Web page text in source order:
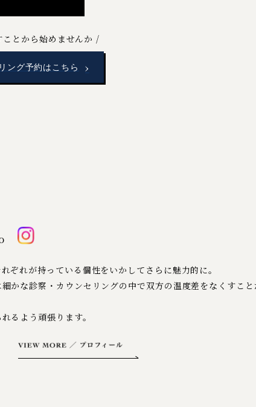
ことから始めませんか
ング予約はこちら ›
ぞれが持っている個性をいかしてさらに魅力的に。​
かな診察・カウンセリングの中で双方の温度差を​なくすこ
るよう頑張ります。​​